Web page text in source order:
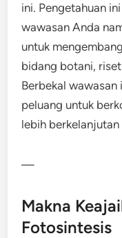
ini. Pengetahuan
wawasan Anda
untuk
bidang botani,
Berbekal
peluang untuk
lebih
—
Makna
Fotosintesis